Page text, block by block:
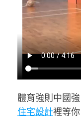
體育強則中國
住宅設計裡等